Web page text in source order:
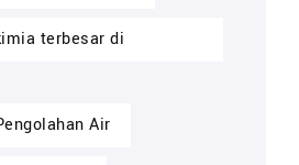
terbesar di
Air